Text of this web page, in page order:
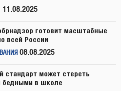
11.08.2025
готовит масштабные
всей России
08.08.2025
стандарт может стереть
бедными в школе